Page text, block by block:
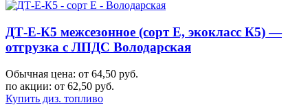
ДТ-Е-К5 межсезонное (сорт Е, экокласс К5) —
отгрузка с ЛПДС Володарская
Обычная цена: от 64,50 руб.
по акции: от 62,50 руб.
Купить диз. топливо